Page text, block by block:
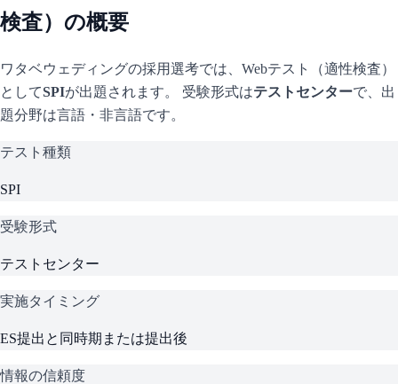
検査）の概要
ワタベウェディングの採用選考では、Webテスト（適性検査）
としてSPIが出題されます。 受験形式はテストセンターで、 出
題分野は言語・非言語です。
テスト種類
SPI
受験形式
テストセンター
実施タイミング
ES提出と同時期または提出後
情報の信頼度